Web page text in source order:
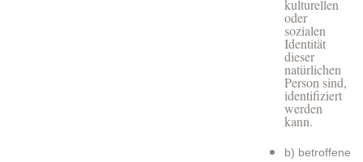
kulturellen
oder
sozialen
Identität
dieser
natürlichen
Person sind,
identifiziert
werden
kann.
b) betroffene